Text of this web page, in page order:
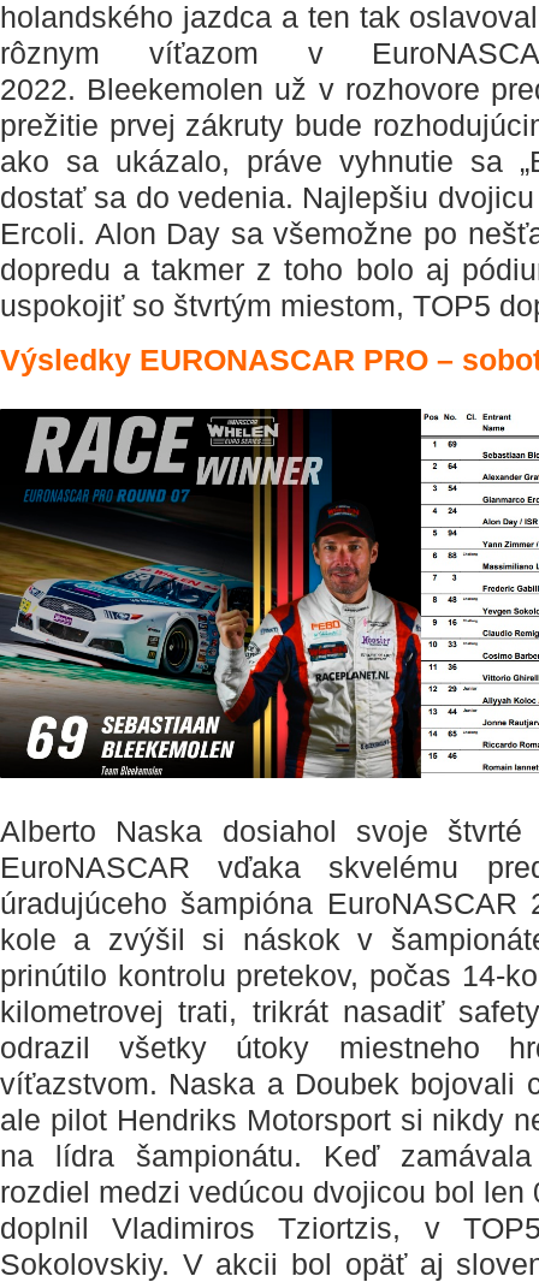
holandského jazdca a ten tak
rôznym víťazom v
2022. Bleekemolen už v rozhovore
prežitie prvej zákruty bude
ako sa ukázalo, práve vyhnutie sa
dostať sa do vedenia. Najlepšiu
Ercoli. Alon Day sa všemožne po
dopredu a takmer z toho bolo aj
uspokojiť so štvrtým miestom, TOP5
Výsledky EURONASCAR PRO –
Alberto Naska dosiahol svoje
EuroNASCAR vďaka skvelému
úradujúceho šampióna
kole a zvýšil si náskok v
prinútilo kontrolu pretekov, počas 14-
kilometrovej trati, trikrát nasadiť
odrazil všetky útoky miestneho
víťazstvom. Naska a Doubek bojovali
ale pilot Hendriks Motorsport si nikdy
na lídra šampionátu. Keď
rozdiel medzi vedúcou dvojicou bol len
doplnil Vladimiros Tziortzis, v
Sokolovskiy. V akcii bol opäť aj